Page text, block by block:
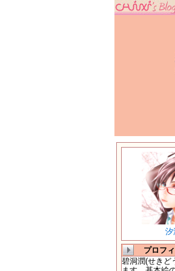
汐
プロフ
碧洞潤(せきど